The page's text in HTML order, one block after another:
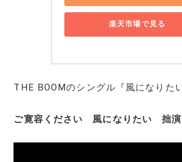
楽天市場で見る
THE BOOMのシングル『風になりた
ご寛容ください 風になりたい 拙演